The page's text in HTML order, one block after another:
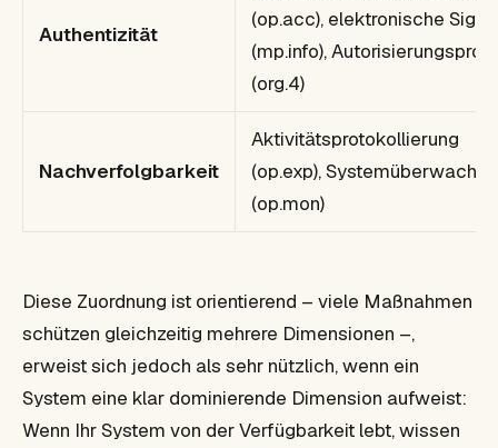
Authentizität
(op.acc), elektronische
(mp.info),
(org.4)
Nachverfolgbarkeit
Aktivitätsprotokollierung
(op.exp),
(op.mon)
Diese Zuordnung ist orientierend – viele Maßnahmen
schützen gleichzeitig mehrere Dimensionen –,
erweist sich jedoch als sehr nützlich, wenn ein
System eine klar dominierende Dimension aufweist:
Wenn Ihr System von der Verfügbarkeit lebt, wissen